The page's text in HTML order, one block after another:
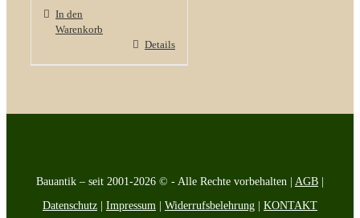
In den
Warenkorb
Details
Bauantik – seit 2001-2026 © - Alle Rechte vorbehalten | AGB |
Datenschutz | Impressum | Widerrufsbelehrung | KONTAKT